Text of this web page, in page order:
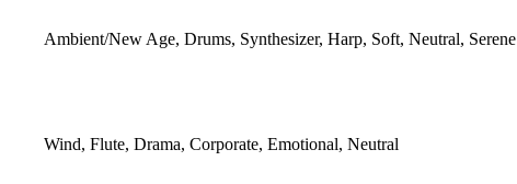
Ambient/New Age, Drums, Synthesizer, Harp, Soft, Neutral, Serene
Wind, Flute, Drama, Corporate, Emotional, Neutral